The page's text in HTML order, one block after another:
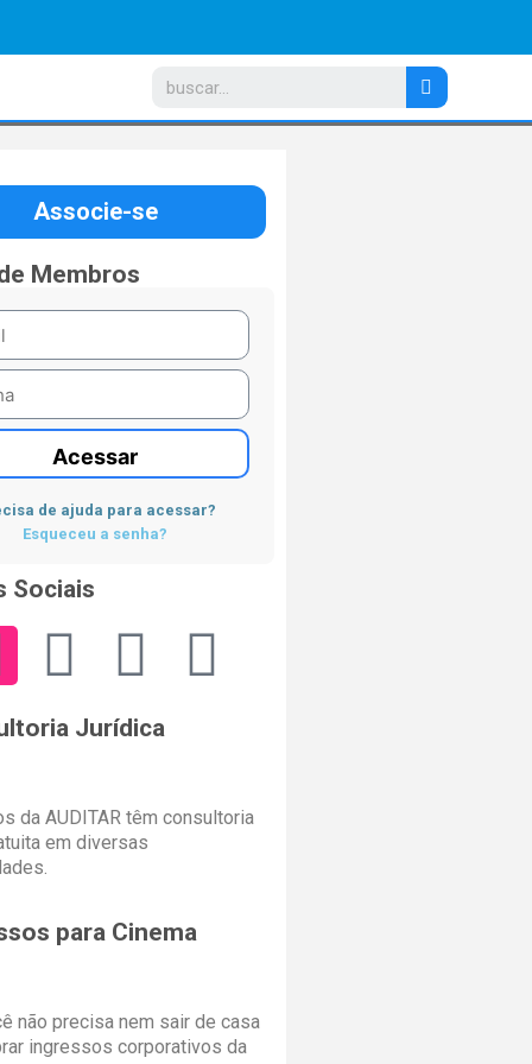
Associe-se
Membros
Acessar
de ajuda para acessar?
Esqueceu a senha?
Sociais
Jurídica
da AUDITAR têm consultoria
em diversas
para Cinema
não precisa nem sair de casa
ingressos corporativos da